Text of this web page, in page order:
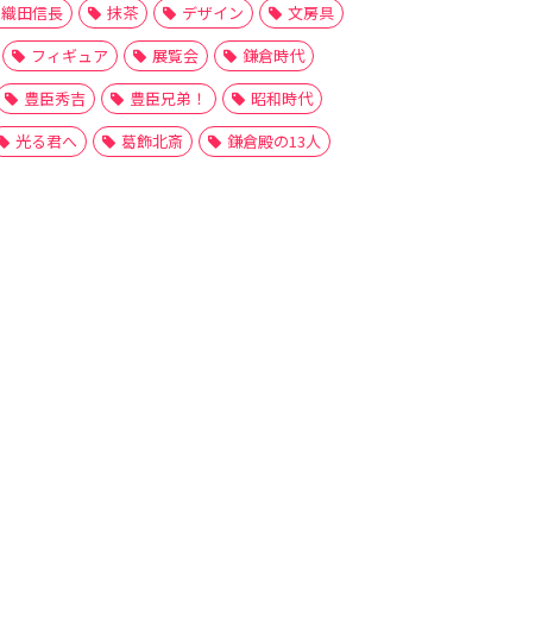
織田信長
抹茶 デザイン
文房具
フィギュア
展覧会
鎌倉時代
豊臣秀吉
豊臣兄弟！
昭和時代
光る君へ
葛飾北斎 鎌倉殿の13人